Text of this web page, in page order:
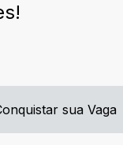
sua Vaga